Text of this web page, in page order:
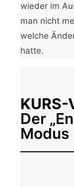
wieder im
man nicht
welche
hatte.
KURS-
Der
Modus